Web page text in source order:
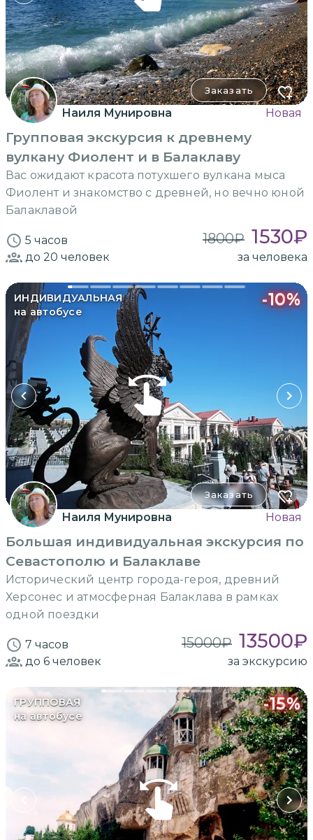
Заказать
Наиля Мунировна Новая
Групповая экскурсия к древнему
вулкану Фиолент и в Балаклаву
Вас ожидают красота потухшего вулкана мыса
Фиолент и знакомство с древней, но вечно юной
Балаклавой
5 часов 1800₽ 1530₽
до 20 человек за человека
ИНДИВИДУАЛЬНАЯ
на автобусе
-10%
Заказать
Наиля Мунировна Новая
Большая индивидуальная экскурсия по
Севастополю и Балаклаве
Исторический центр города-героя, древний
Херсонес и атмосферная Балаклава в рамках
одной поездки
7 часов 15000₽ 13500₽
до 6 человек за экскурсию
ГРУППОВАЯ
на автобусе
-15%